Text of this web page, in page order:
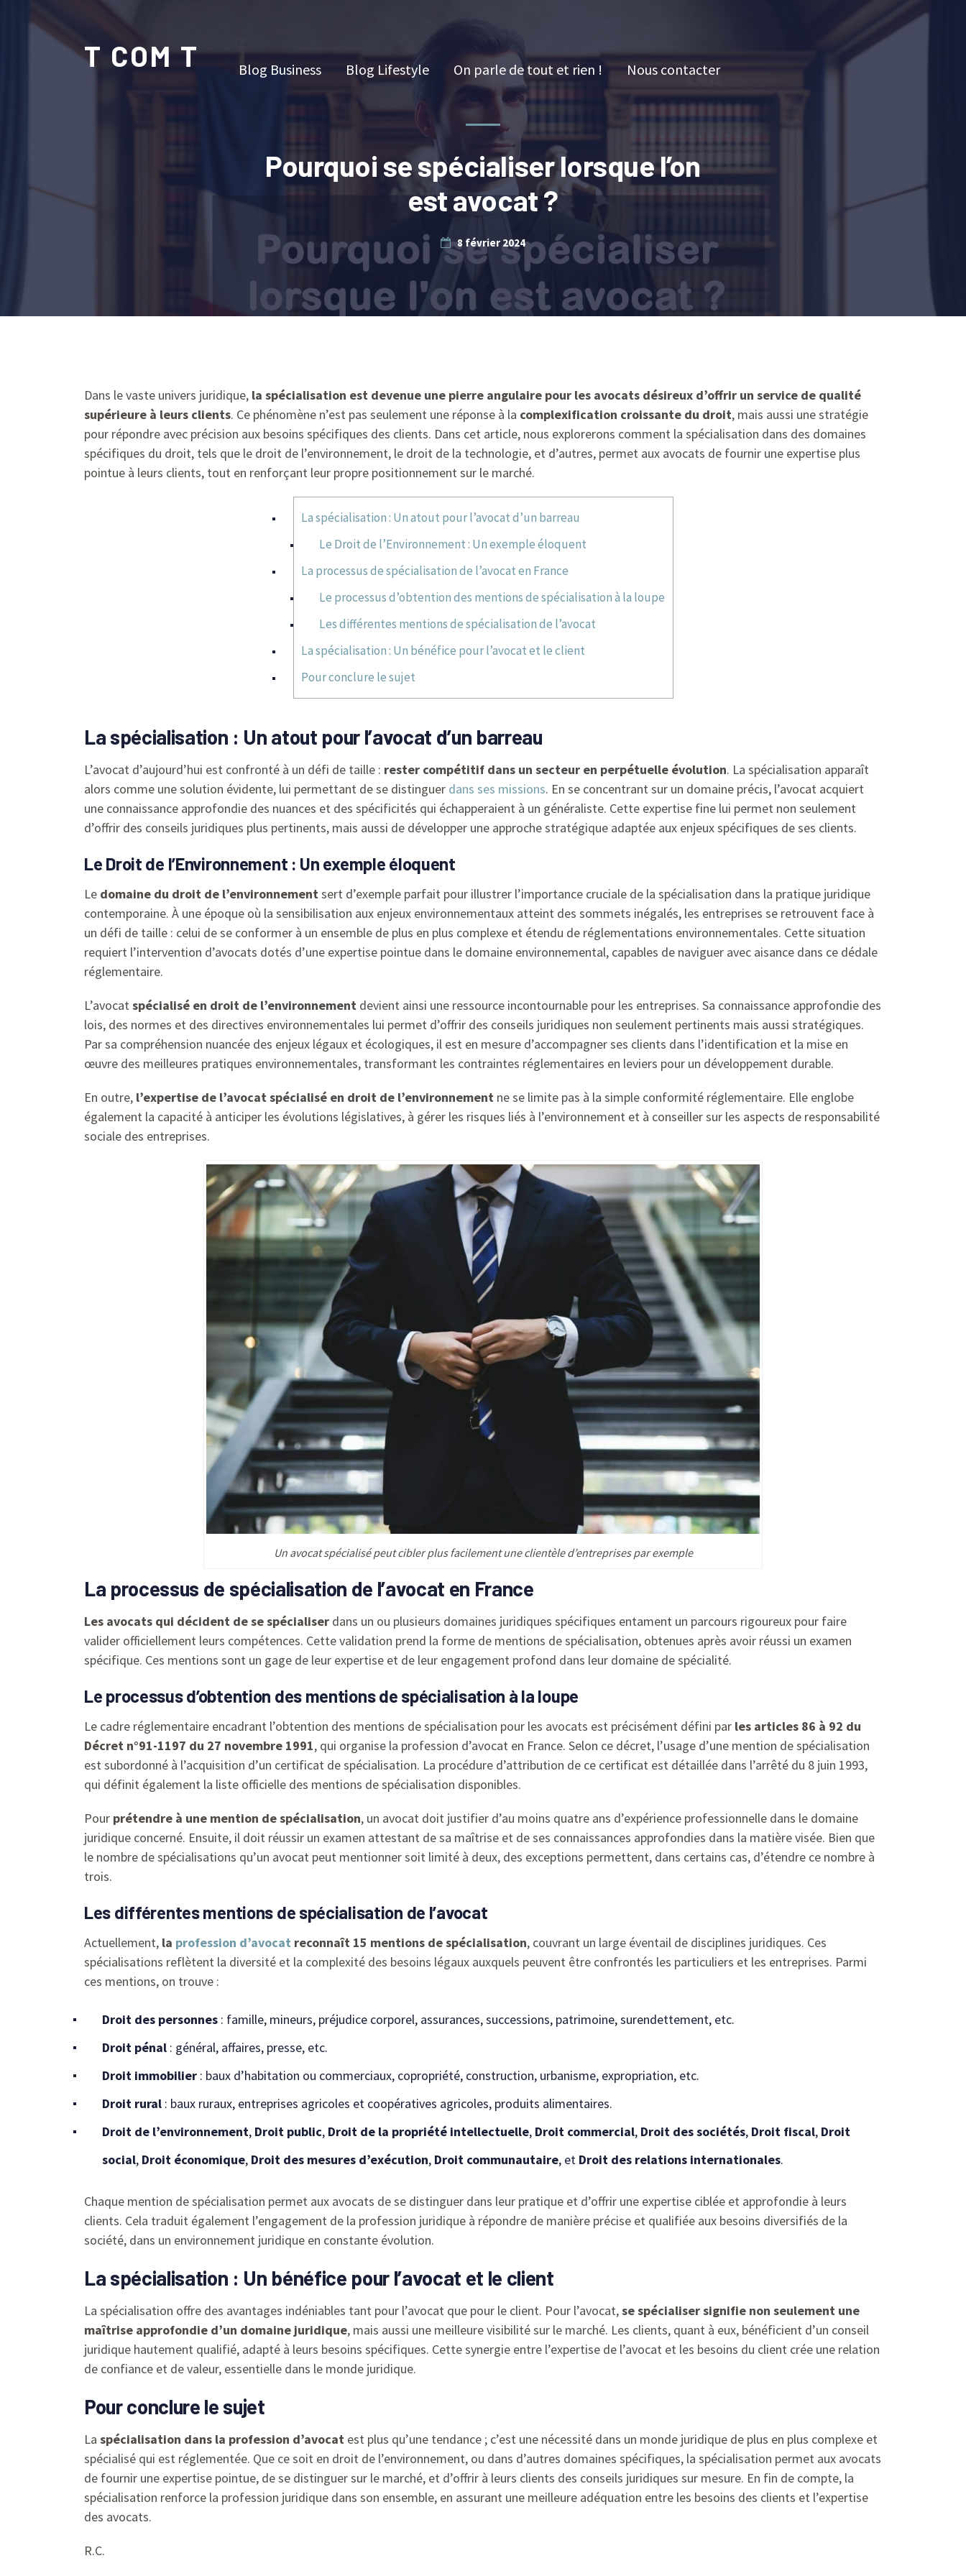
T COM T Blog Business Blog Lifestyle On parle de tout et rien ! Nous contacter
Pourquoi se spécialiser lorsque l’on
est avocat ?
8 février 2024
Dans le vaste univers juridique, la spécialisation est devenue une pierre angulaire pour les avocats désireux d’offrir un service de qualité
supérieure à leurs clients. Ce phénomène n’est pas seulement une réponse à la complexification croissante du droit, mais aussi une stratégie
pour répondre avec précision aux besoins spécifiques des clients. Dans cet article, nous explorerons comment la spécialisation dans des domaines
spécifiques du droit, tels que le droit de l’environnement, le droit de la technologie, et d’autres, permet aux avocats de fournir une expertise plus
pointue à leurs clients, tout en renforçant leur propre positionnement sur le marché.
La spécialisation : Un atout pour l’avocat d’un barreau
Le Droit de l’Environnement : Un exemple éloquent
La processus de spécialisation de l’avocat en France
Le processus d’obtention des mentions de spécialisation à la loupe
Les différentes mentions de spécialisation de l’avocat
La spécialisation : Un bénéfice pour l’avocat et le client
Pour conclure le sujet
La spécialisation : Un atout pour l’avocat d’un barreau
L’avocat d’aujourd’hui est confronté à un défi de taille : rester compétitif dans un secteur en perpétuelle évolution. La spécialisation apparaît
alors comme une solution évidente, lui permettant de se distinguer dans ses missions. En se concentrant sur un domaine précis, l’avocat acquiert
une connaissance approfondie des nuances et des spécificités qui échapperaient à un généraliste. Cette expertise fine lui permet non seulement
d’offrir des conseils juridiques plus pertinents, mais aussi de développer une approche stratégique adaptée aux enjeux spécifiques de ses clients.
Le Droit de l’Environnement : Un exemple éloquent
Le domaine du droit de l’environnementsert d’exemple parfait pour illustrer l’importance cruciale de la spécialisation dans la pratique juridique
contemporaine. À une époque où la sensibilisation aux enjeux environnementaux atteint des sommets inégalés, les entreprises se retrouvent face à
un défi de taille : celui de se conformer à un ensemble de plus en plus complexe et étendu de réglementations environnementales. Cette situation
requiert l’intervention d’avocats dotés d’une expertise pointue dans le domaine environnemental, capables de naviguer avec aisance dans ce dédale
réglementaire.
L’avocatspécialisé en droit de l’environnement devient ainsi une ressource incontournable pour les entreprises. Sa connaissance approfondie des
lois, des normes et des directives environnementales lui permet d’offrir des conseils juridiques non seulement pertinents mais aussi stratégiques.
Par sa compréhension nuancée des enjeux légaux et écologiques, il est en mesure d’accompagner ses clients dans l’identification et la mise en
œuvre des meilleures pratiques environnementales, transformant les contraintes réglementaires en leviers pour un développement durable.
En outre, l’expertise de l’avocat spécialisé en droit de l’environnement ne se limite pas à la simple conformité réglementaire. Elle englobe
également la capacité à anticiper les évolutions législatives, à gérer les risques liés à l’environnement et à conseiller sur les aspects de responsabilité
sociale des entreprises.
Un avocat spécialisé peut cibler plus facilement une clientèle d’entreprises par exemple
La processus de spécialisation de l’avocat en France
Les avocats qui décident de se spécialiser dans un ou plusieurs domaines juridiques spécifiques entament un parcours rigoureux pour faire
valider officiellement leurs compétences. Cette validation prend la forme de mentions de spécialisation, obtenues après avoir réussi un examen
spécifique. Ces mentions sont un gage de leur expertise et de leur engagement profond dans leur domaine de spécialité.
Le processus d’obtention des mentions de spécialisation à la loupe
Le cadre réglementaire encadrant l’obtention des mentions de spécialisation pour les avocats est précisément défini par les articles 86 à 92 du
Décret n°91-1197 du 27 novembre 1991, qui organise la profession d’avocat en France. Selon ce décret, l’usage d’une mention de spécialisation
est subordonné à l’acquisition d’un certificat de spécialisation. La procédure d’attribution de ce certificat est détaillée dans l’arrêté du 8 juin 1993,
qui définit également la liste officielle des mentions de spécialisation disponibles.
Pour prétendre à une mention de spécialisation, un avocat doit justifier d’au moins quatre ans d’expérience professionnelle dans le domaine
juridique concerné. Ensuite, il doit réussir un examen attestant de sa maîtrise et de ses connaissances approfondies dans la matière visée. Bien que
le nombre de spécialisations qu’un avocat peut mentionner soit limité à deux, des exceptions permettent, dans certains cas, d’étendre ce nombre à
trois.
Les différentes mentions de spécialisation de l’avocat
Actuellement, la profession d’avocat reconnaît 15 mentions de spécialisation, couvrant un large éventail de disciplines juridiques. Ces
spécialisations reflètent la diversité et la complexité des besoins légaux auxquels peuvent être confrontés les particuliers et les entreprises. Parmi
ces mentions, on trouve :
Droit des personnes : famille, mineurs, préjudice corporel, assurances, successions, patrimoine, surendettement, etc.
Droit pénal : général, affaires, presse, etc.
Droit immobilier : baux d’habitation ou commerciaux, copropriété, construction, urbanisme, expropriation, etc.
Droit rural : baux ruraux, entreprises agricoles et coopératives agricoles, produits alimentaires.
Droit de l’environnement, Droit public, Droit de la propriété intellectuelle, Droit commercial, Droit des sociétés, Droit fiscal, Droit
social, Droit économique, Droit des mesures d’exécution, Droit communautaire, et Droit des relations internationales.
Chaque mention de spécialisation permet aux avocats de se distinguer dans leur pratique et d’offrir une expertise ciblée et approfondie à leurs
clients. Cela traduit également l’engagement de la profession juridique à répondre de manière précise et qualifiée aux besoins diversifiés de la
société, dans un environnement juridique en constante évolution.
La spécialisation : Un bénéfice pour l’avocat et le client
La spécialisation offre des avantages indéniables tant pour l’avocat que pour le client. Pour l’avocat,se spécialiser signifie non seulement une
maîtrise approfondie d’un domaine juridique, mais aussi une meilleure visibilité sur le marché. Les clients, quant à eux, bénéficient d’un conseil
juridique hautement qualifié, adapté à leurs besoins spécifiques. Cette synergie entre l’expertise de l’avocat et les besoins du client crée une relation
de confiance et de valeur, essentielle dans le monde juridique.
Pour conclure le sujet
La spécialisation dans la profession d’avocat est plus qu’une tendance ; c’est une nécessité dans un monde juridique de plus en plus complexe et
spécialisé qui est réglementée. Que ce soit en droit de l’environnement, ou dans d’autres domaines spécifiques, la spécialisation permet aux avocats
de fournir une expertise pointue, de se distinguer sur le marché, et d’offrir à leurs clients des conseils juridiques sur mesure. En fin de compte, la
spécialisation renforce la profession juridique dans son ensemble, en assurant une meilleure adéquation entre les besoins des clients et l’expertise
des avocats.
R.C.